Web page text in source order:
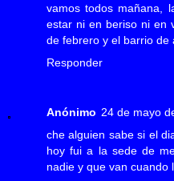
vamos todos mañana,
estar ni en beriso ni en
de febrero y el barrio de
Responder
Anónimo 24 de mayo
che alguien sabe si el
hoy fui a la sede de
nadie y que van cuando